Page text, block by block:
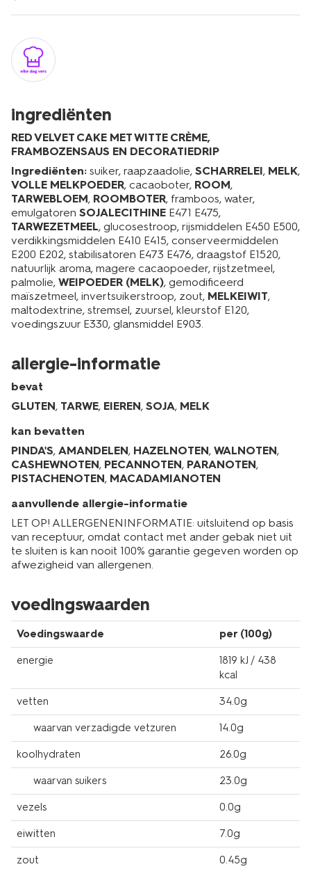
ingrediënten
RED VELVET CAKE MET WITTE CRÈME,
FRAMBOZENSAUS EN DECORATIEDRIP
Ingrediënten: suiker, raapzaadolie, SCHARRELEI, MELK,
VOLLE MELKPOEDER, cacaoboter, ROOM,
TARWEBLOEM, ROOMBOTER, framboos, water,
emulgatoren SOJALECITHINE E471 E475,
TARWEZETMEEL, glucosestroop, rijsmiddelen E450 E500,
verdikkingsmiddelen E410 E415, conserveermiddelen
E200 E202, stabilisatoren E473 E476, draagstof E1520,
natuurlijk aroma, magere cacaopoeder, rijstzetmeel,
palmolie, WEIPOEDER (MELK), gemodificeerd
maïszetmeel, invertsuikerstroop, zout, MELKEIWIT,
maltodextrine, stremsel, zuursel, kleurstof E120,
voedingszuur E330, glansmiddel E903.
allergie-informatie
bevat
GLUTEN, TARWE, EIEREN, SOJA, MELK
kan bevatten
PINDA'S, AMANDELEN, HAZELNOTEN, WALNOTEN,
CASHEWNOTEN, PECANNOTEN, PARANOTEN,
PISTACHENOTEN, MACADAMIANOTEN
aanvullende allergie-informatie
LET OP! ALLERGENENINFORMATIE: uitsluitend op basis
van receptuur, omdat contact met ander gebak niet uit
te sluiten is kan nooit 100% garantie gegeven worden op
afwezigheid van allergenen.
voedingswaarden
Voedingswaarde per (100g)
energie
1819 kJ / 438
kcal
vetten 34.0g
waarvan verzadigde vetzuren 14.0g
koolhydraten 26.0g
waarvan suikers 23.0g
vezels 0.0g
eiwitten 7.0g
zout 0.45g